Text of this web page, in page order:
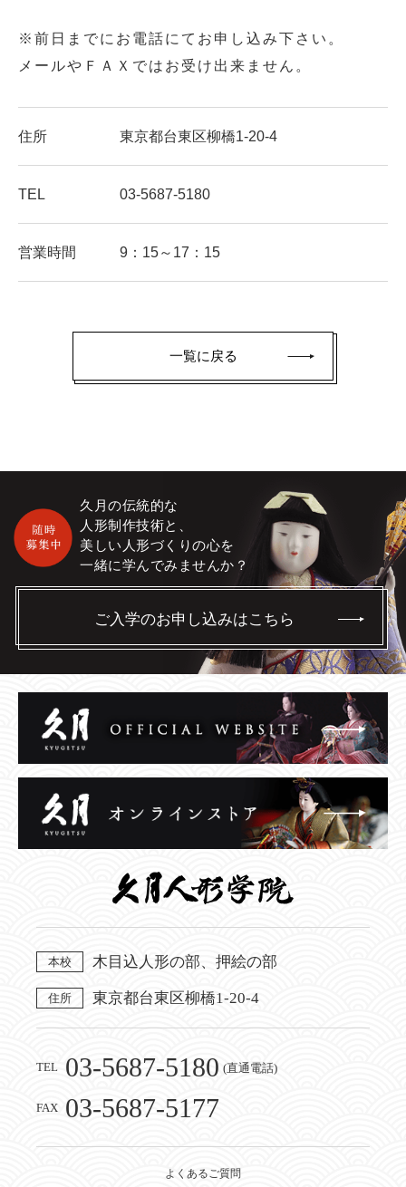
※前日までにお電話にてお申し込み下さい。
メールやＦＡＸではお受け出来ません。
住所 東京都台東区柳橋1-20-4
TEL 03-5687-5180
営業時間 9：15～17：15
一覧に戻る
久月の伝統的な
人形制作技術と、
美しい人形づくりの心を
一緒に学んでみませんか？
ご入学のお申し込みはこちら
本校 木目込人形の部、押絵の部
住所 東京都台東区柳橋1-20-4
TEL 03-5687-5180 (直通電話)
FAX 03-5687-5177
よくあるご質問